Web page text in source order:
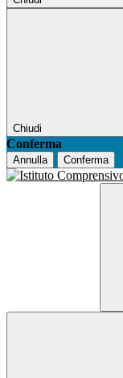
Chiudi
Conferma
Annulla Conferma